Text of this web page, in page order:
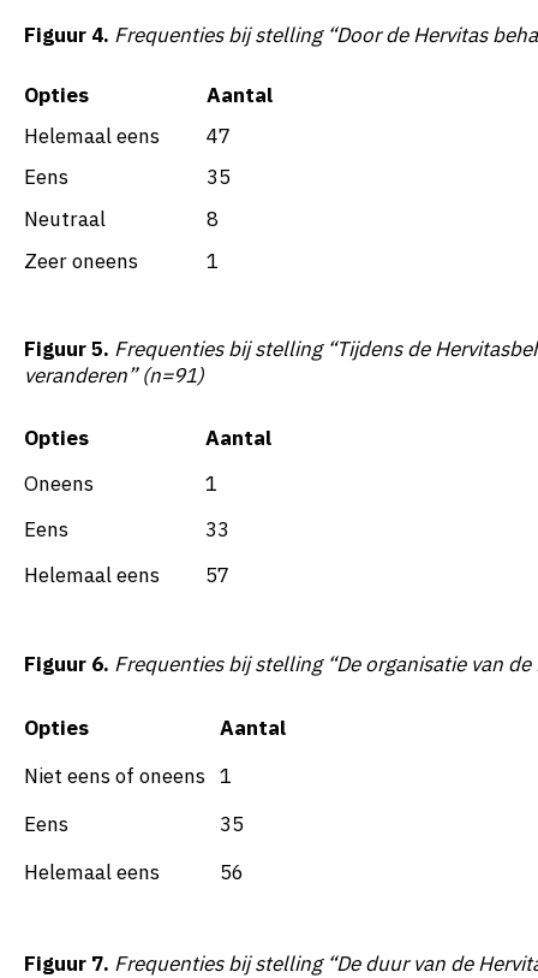
Figuur 4. Frequenties bij stelling “Door de Hervitas
Opties
Aantal
Helemaal eens
47
Eens
35
Neutraal
8
Zeer oneens
1
Figuur 5. Frequenties bij stelling “Tijdens de Hervitas
veranderen” (n=91)
Opties
Aantal
Oneens
1
Eens
33
Helemaal eens
57
Figuur 6. Frequenties bij stelling “De organisatie van de
Opties
Aantal
Niet eens of oneens 1
Eens
35
Helemaal eens
56
Figuur 7. Frequenties bij stelling “De duur van de